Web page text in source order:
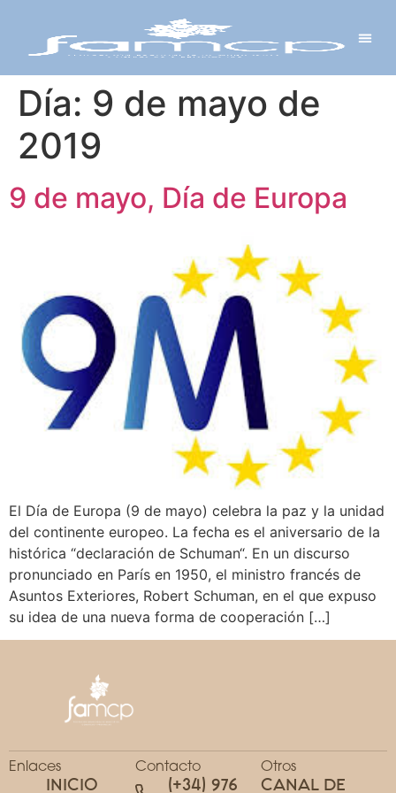
Día: 9 de mayo de
2019
9 de mayo, Día de Europa
El Día de Europa (9 de mayo) celebra la paz y la unidad
del continente europeo. La fecha es el aniversario de la
histórica “declaración de Schuman“. En un discurso
pronunciado en París en 1950, el ministro francés de
Asuntos Exteriores, Robert Schuman, en el que expuso
su idea de una nueva forma de cooperación […]
Enlaces
INICIO
Contacto
(+34) 976
Otros
CANAL DE